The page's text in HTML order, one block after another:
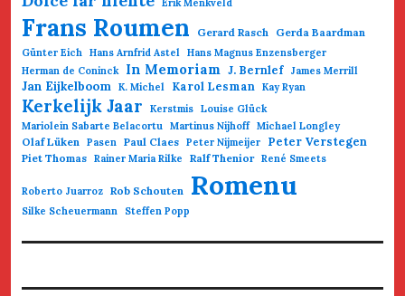
Erik Menkveld
Frans Roumen Gerard Rasch Gerda Baardman
Günter Eich Hans Arnfrid Astel Hans Magnus Enzensberger
Herman de Coninck
In Memoriam J. Bernlef James Merrill
Jan Eijkelboom K. Michel Karol Lesman Kay Ryan
Kerkelijk Jaar Kerstmis Louise Glück
Mariolein Sabarte Belacortu Martinus Nijhoff Michael Longley
Olaf Lüken Pasen Paul Claes Peter Nijmeijer
Peter Verstegen
Piet Thomas Rainer Maria Rilke Ralf Thenior René Smeets
Roberto Juarroz Rob Schouten Romenu
Silke Scheuermann Steffen Popp